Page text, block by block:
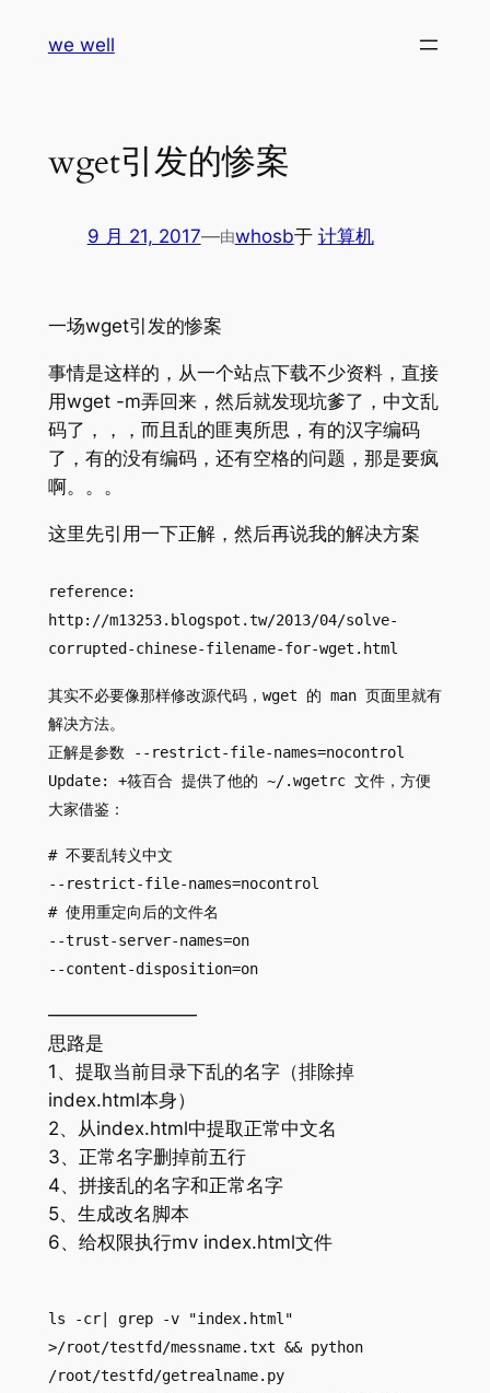
we well
wget引发的惨案
9 月 21, 2017—由whosb于 计算机
一场wget引发的惨案
事情是这样的，从一个站点下载不少资料，直接
用wget -m弄回来，然后就发现坑爹了，中文乱
码了，，，而且乱的匪夷所思，有的汉字编码
了，有的没有编码，还有空格的问题，那是要疯
啊。。。
这里先引用一下正解，然后再说我的解决方案
reference:
http://m13253.blogspot.tw/2013/04/solve-
corrupted-chinese-filename-for-wget.html
其实不必要像那样修改源代码，wget 的 man 页面里就有
解决方法。
正解是参数 --restrict-file-names=nocontrol
Update: +筱百合 提供了他的 ~/.wgetrc 文件，方便
大家借鉴：
# 不要乱转义中文
--restrict-file-names=nocontrol
# 使用重定向后的文件名
--trust-server-names=on
--content-disposition=on
————————
思路是
1、提取当前目录下乱的名字（排除掉
index.html本身）
2、从index.html中提取正常中文名
3、正常名字删掉前五行
4、拼接乱的名字和正常名字
5、生成改名脚本
6、给权限执行mv index.html文件
ls -cr| grep -v "index.html"
>/root/testfd/messname.txt && python
/root/testfd/getrealname.py